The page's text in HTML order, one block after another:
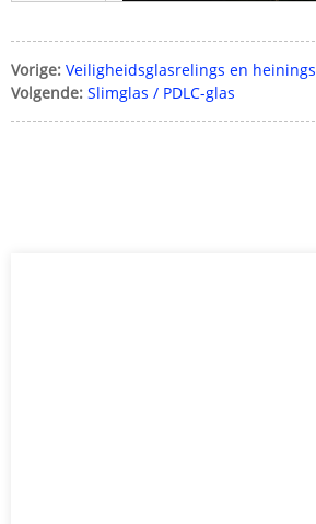
Vorige: Veiligheidsglasrelings en heinings
Volgende: Slimglas / PDLC-glas